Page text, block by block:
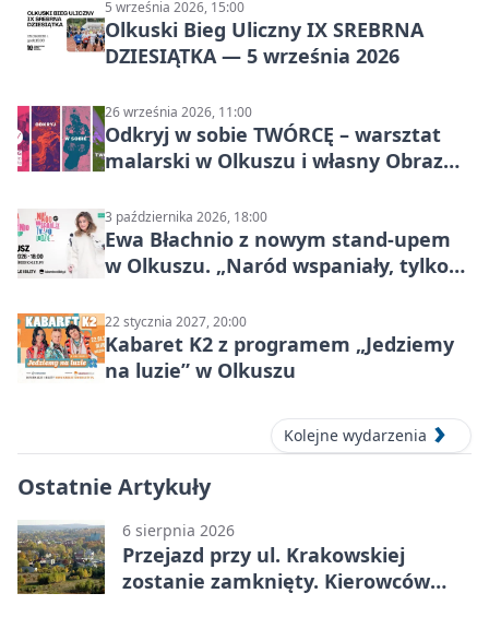
5 września 2026, 15:00
Olkuski Bieg Uliczny IX SREBRNA
DZIESIĄTKA — 5 września 2026
26 września 2026, 11:00
Odkryj w sobie TWÓRCĘ – warsztat
malarski w Olkuszu i własny Obraz
3 października 2026, 18:00
Ewa Błachnio z nowym stand-upem
w Olkuszu. „Naród wspaniały, tylko
22 stycznia 2027, 20:00
Kabaret K2 z programem „Jedziemy
na luzie” w Olkuszu
Kolejne wydarzenia
Ostatnie Artykuły
6 sierpnia 2026
Przejazd przy ul. Krakowskiej
zostanie zamknięty. Kierowców